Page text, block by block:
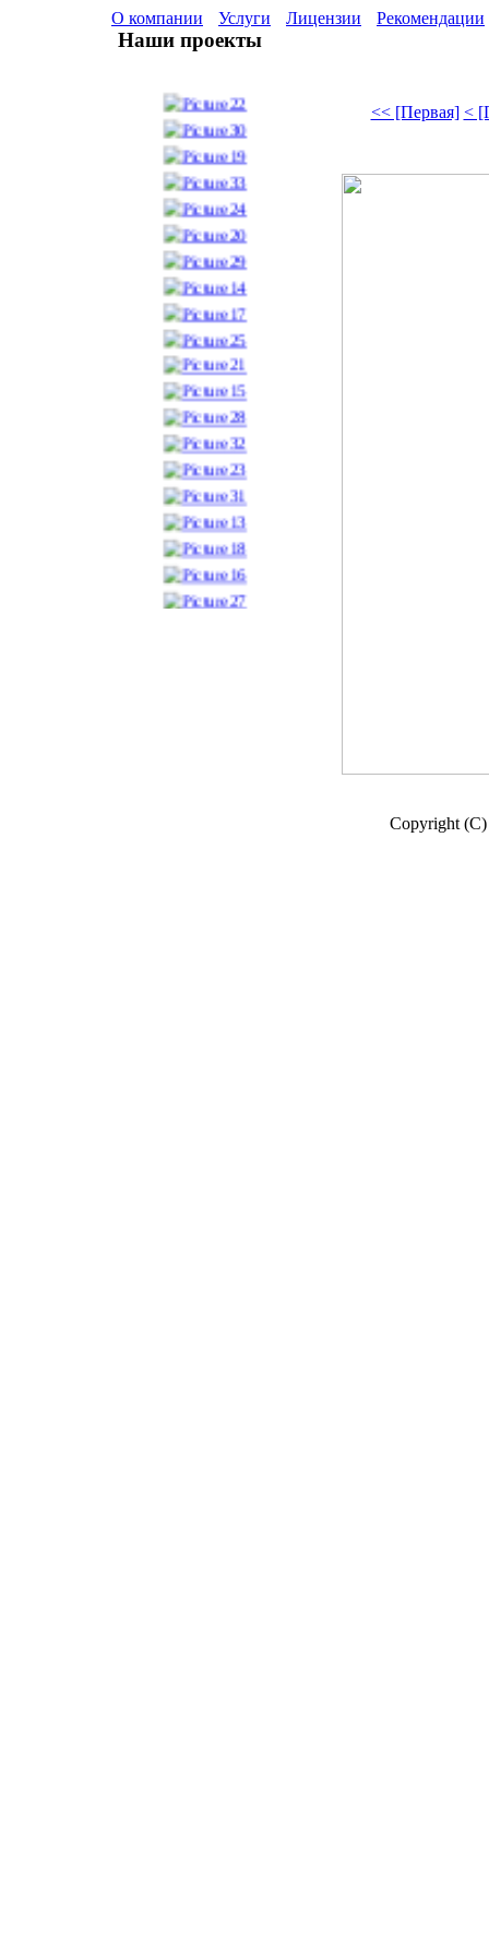
О компании Услуги Лицензии Рекомендации
Наши проекты
<< [Первая] <
Copyright